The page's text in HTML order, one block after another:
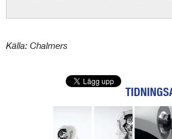
Källa: Chalmers